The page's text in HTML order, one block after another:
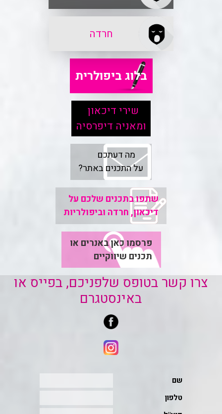
צרו קשר בטופס שלפניכם, בפייס או
באינסטגרם
מה דעתכם
על התכנים באתר?
בלוג ביפולרית
שירי דיכאון
ומאניה דיפרסיה
חרדה
פרסמו כאן באנרים או
תכנים שיווקיים
שתפו בתכנים שלכם על
דיכאון, חרדה וביפולריות